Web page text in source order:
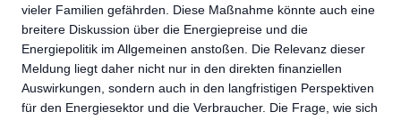
vieler Familien gefährden. Diese Maßnahme könnte auch eine
breitere Diskussion über die Energiepreise und die
Energiepolitik im Allgemeinen anstoßen. Die Relevanz dieser
Meldung liegt daher nicht nur in den direkten finanziellen
Auswirkungen, sondern auch in den langfristigen Perspektiven
für den Energiesektor und die Verbraucher. Die Frage, wie sich